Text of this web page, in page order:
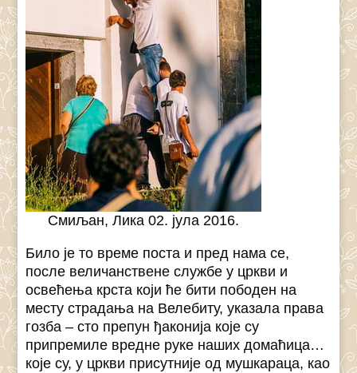
Смиљан, Лика 02. јула 2016.
Било је то време поста и пред нама се,
после величанствене службе у цркви и
освећења крста који ће бити пободен на
месту страдања на Велебиту, указала права
гозба – сто препун ђаконија које су
припремиле вредне руке наших домаћица…
које су, у цркви присутније од мушкараца, као